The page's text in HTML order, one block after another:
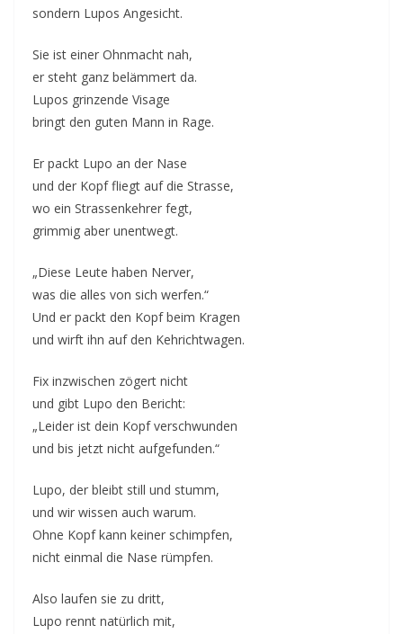
sondern Lupos Angesicht.
Sie ist einer Ohnmacht nah,
er steht ganz belämmert da.
Lupos grinzende Visage
bringt den guten Mann in Rage.
Er packt Lupo an der Nase
und der Kopf fliegt auf die Strasse,
wo ein Strassenkehrer fegt,
grimmig aber unentwegt.
„Diese Leute haben Nerver,
was die alles von sich werfen.“
Und er packt den Kopf beim Kragen
und wirft ihn auf den Kehrichtwagen.
Fix inzwischen zögert nicht
und gibt Lupo den Bericht:
„Leider ist dein Kopf verschwunden
und bis jetzt nicht aufgefunden.“
Lupo, der bleibt still und stumm,
und wir wissen auch warum.
Ohne Kopf kann keiner schimpfen,
nicht einmal die Nase rümpfen.
Also laufen sie zu dritt,
Lupo rennt natürlich mit,